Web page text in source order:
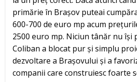
primărie în Brașov puteai
600-700 de euro mp acum
2500 euro mp. Niciun tânăr nu își
Coliban a blocat pur și simplu
dezvoltare a Brașovului și a
companii care construiesc foarte